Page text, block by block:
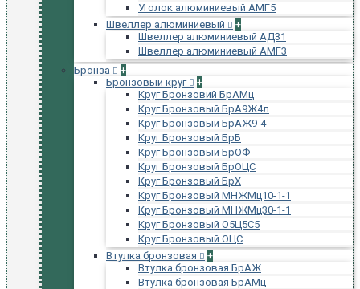
Уголок алюминиевый АМГ5
Швеллер алюминиевый
+
Швеллер алюминиевый АД31
Швеллер алюминиевый АМГ3
Бронза
+
Бронзовый круг
+
Круг Бронзовий БрАМц
Круг Бронзовый БрА9Ж4л
Круг Бронзовый БрАЖ9-4
Круг Бронзовый БрБ
Круг Бронзовый БрОФ
Круг Бронзовый БрОЦС
Круг Бронзовый БрХ
Круг Бронзовый МНЖМц10-1-1
Круг Бронзовый МНЖМц30-1-1
Круг Бронзовый О5Ц5С5
Круг Бронзовый ОЦС
Втулка бронзовая
+
Втулка бронзовая БрАЖ
Втулка бронзовая БрАМц